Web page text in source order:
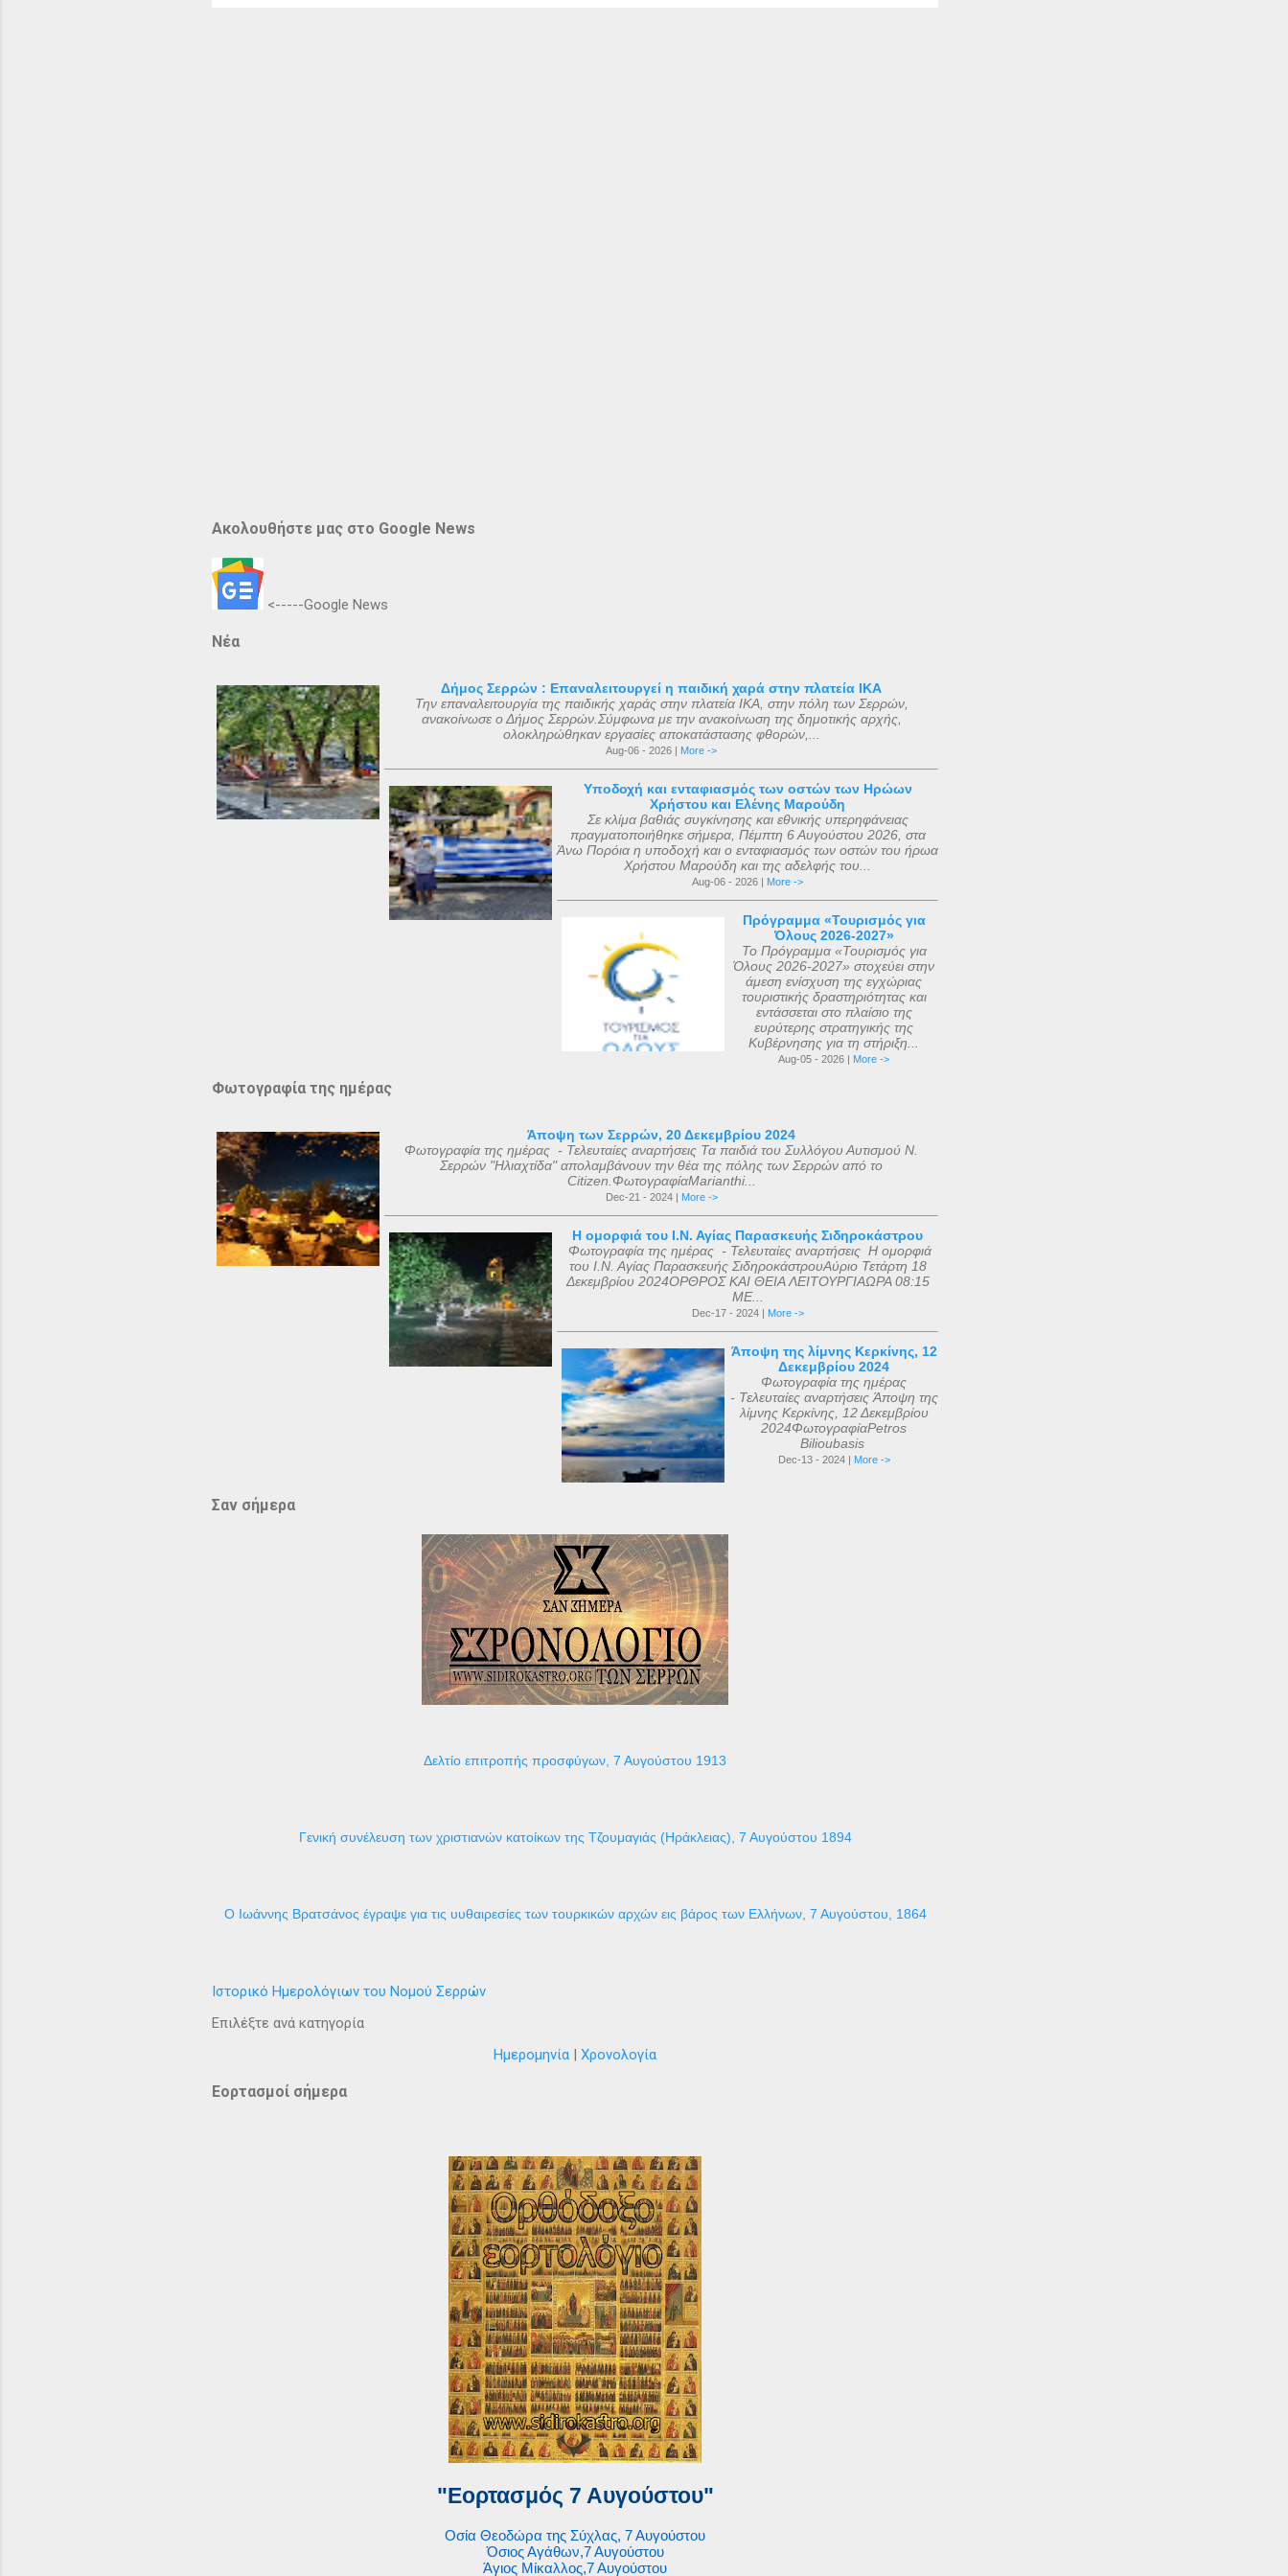
Ακολουθήστε μας στο Google News
<-----Google News
Νέα
Δήμος Σερρών : Επαναλειτουργεί η παιδική χαρά στην πλατεία ΙΚΑ
Την επαναλειτουργία της παιδικής χαράς στην πλατεία ΙΚΑ, στην πόλη των Σερρών,
ανακοίνωσε ο Δήμος Σερρών.Σύμφωνα με την ανακοίνωση της δημοτικής αρχής,
ολοκληρώθηκαν εργασίες αποκατάστασης φθορών,...
Aug-06 - 2026 | More ->
Υποδοχή και ενταφιασμός των οστών των Ηρώων
Χρήστου και Ελένης Μαρούδη
Σε κλίμα βαθιάς συγκίνησης και εθνικής υπερηφάνειας
πραγματοποιήθηκε σήμερα, Πέμπτη 6 Αυγούστου 2026, στα
Άνω Πορόια η υποδοχή και ο ενταφιασμός των οστών του ήρωα
Χρήστου Μαρούδη και της αδελφής του...
Aug-06 - 2026 | More ->
Πρόγραμμα «Τουρισμός για
Όλους 2026-2027»
Το Πρόγραμμα «Τουρισμός για
Όλους 2026-2027» στοχεύει στην
άμεση ενίσχυση της εγχώριας
τουριστικής δραστηριότητας και
εντάσσεται στο πλαίσιο της
ευρύτερης στρατηγικής της
Κυβέρνησης για τη στήριξη...
Aug-05 - 2026 | More ->
Φωτογραφία της ημέρας
Άποψη των Σερρών, 20 Δεκεμβρίου 2024
Φωτογραφία της ημέρας - Τελευταίες αναρτήσεις Τα παιδιά του Συλλόγου Αυτισμού Ν.
Σερρών "Ηλιαχτίδα" απολαμβάνουν την θέα της πόλης των Σερρών από το
Citizen.ΦωτογραφίαMarianthi...
Dec-21 - 2024 | More ->
Η ομορφιά του Ι.Ν. Αγίας Παρασκευής Σιδηροκάστρου
Φωτογραφία της ημέρας - Τελευταίες αναρτήσεις Η ομορφιά
του Ι.Ν. Αγίας Παρασκευής ΣιδηροκάστρουΑύριο Τετάρτη 18
Δεκεμβρίου 2024ΟΡΘΡΟΣ ΚΑΙ ΘΕΙΑ ΛΕΙΤΟΥΡΓΙΑΩΡΑ 08:15
ΜΕ...
Dec-17 - 2024 | More ->
Άποψη της λίμνης Κερκίνης, 12
Δεκεμβρίου 2024
Φωτογραφία της ημέρας
- Τελευταίες αναρτήσεις Άποψη της
λίμνης Κερκίνης, 12 Δεκεμβρίου
2024ΦωτογραφίαPetros
Bilioubasis
Dec-13 - 2024 | More ->
Σαν σήμερα
Δελτίο επιτροπής προσφύγων, 7 Αυγούστου 1913
Γενική συνέλευση των χριστιανών κατοίκων της Τζουμαγιάς (Ηράκλειας), 7 Αυγούστου 1894
Ο Ιωάννης Βρατσάνος έγραψε για τις υυθαιρεσίες των τουρκικών αρχών εις βάρος των Ελλήνων, 7 Αυγούστου, 1864
Ιστορικό Ημερολόγιων του Νομού Σερρών
Επιλέξτε ανά κατηγορία
Ημερομηνία
Χρονολογία
Εορτασμοί σήμερα
"Εορτασμός 7 Αυγούστου"
Οσία Θεοδώρα της Σύχλας, 7 Αυγούστου
Όσιος Αγάθων,7 Αυγούστου
Άγιος Μίκαλλος,7 Αυγούστου